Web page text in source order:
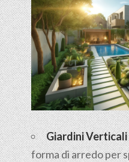
Giardini Verticali
forma di arredo per